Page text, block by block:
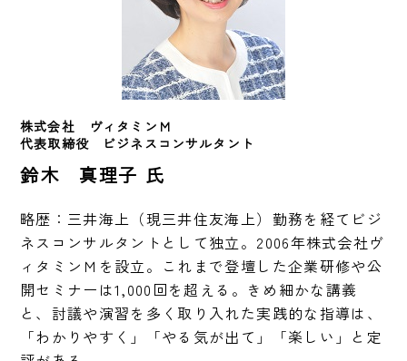
株式会社　ヴィタミンＭ
代表取締役　ビジネスコンサルタント
鈴木 真理子 氏
略歴：三井海上（現三井住友海上）勤務を経てビジ
ネスコンサルタントとして独立。2006年株式会社ヴ
ィタミンＭを設立。これまで登壇した企業研修や公
開セミナーは1,000回を超える。きめ細かな講義
と、討議や演習を多く取り入れた実践的な指導は、
「わかりやすく」「やる気が出て」「楽しい」と定